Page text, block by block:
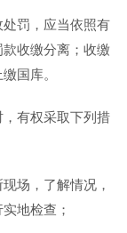
罚，应当依照有
收缴分离；收缴
国库。
有权采取下列措
场，了解情况，
地检查；